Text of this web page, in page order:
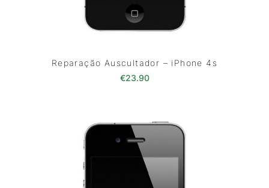
Reparação Auscultador – iPhone 4s
€23.90